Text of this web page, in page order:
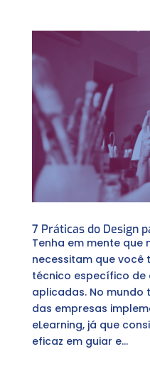
7 Práticas do Design
Tenha em mente que
necessitam que você
técnico específico de
aplicadas. No
das empresas
eLearning, já que
eficaz em guiar e...